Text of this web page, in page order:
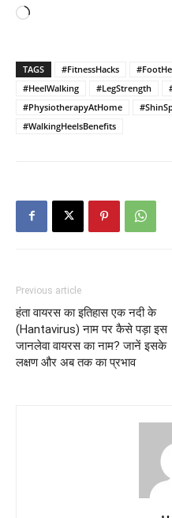
Loading…
TAGS #FitnessHacks
#HeelWalking
#LegStrength
#PhysiotherapyAtHome
#WalkingHeelsBenefits
Previous article
हंता वायरस का इतिहास एक नदी के
(Hantavirus) नाम पर कैसे पड़ा इस
जानलेवा वायरस का नाम? जानें इसके
लक्षण और अब तक का प्रभाव